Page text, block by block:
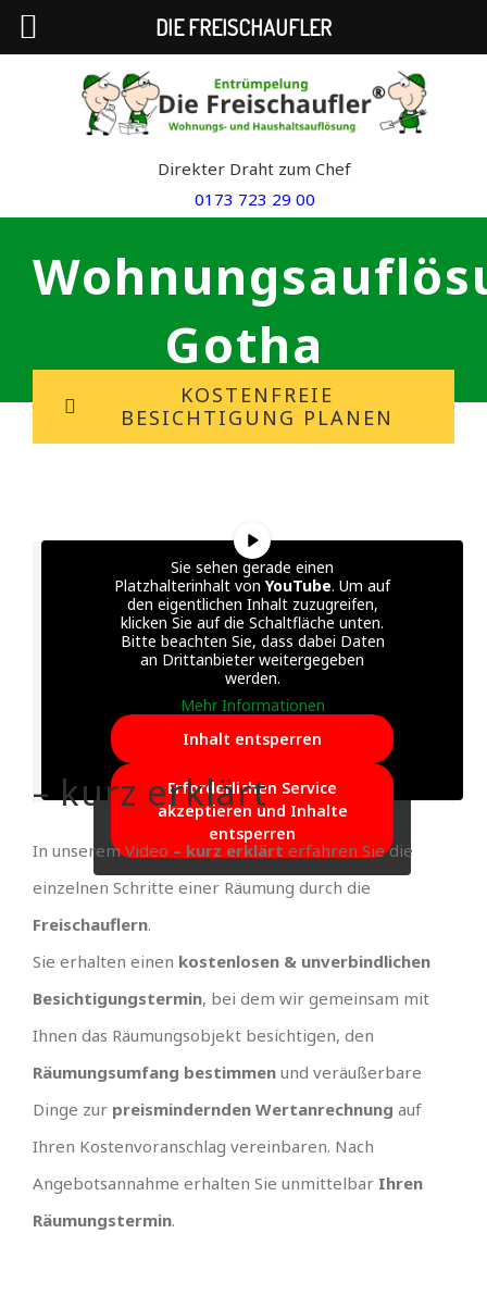
Direkter Draht zum Chef
0173 723 29 00
Gotha
KOSTENFREIE
BESICHTIGUNG PLANEN
Sie sehen gerade einen
Platzhalterinhalt von YouTube. Um auf
den eigentlichen Inhalt zuzugreifen,
klicken Sie auf die Schaltfläche unten.
Bitte beachten Sie, dass dabei Daten
an Drittanbieter weitergegeben
werden.
Mehr Informationen
Inhalt entsperren
Erforderlichen Service
akzeptieren und Inhalte
entsperren
– kurz erklärt
In unserem Video – kurz erklärt erfahren Sie die
einzelnen Schritte einer Räumung durch die
Freischauflern.
Sie erhalten einen kostenlosen & unverbindlichen
Besichtigungstermin, bei dem wir gemeinsam mit
Ihnen das Räumungsobjekt besichtigen, den
Räumungsumfang bestimmen und veräußerbare
Dinge zur preismindernden Wertanrechnung auf
Ihren Kostenvoranschlag vereinbaren. Nach
Angebotsannahme erhalten Sie unmittelbar Ihren
Räumungstermin.
DIE FREISCHAUFLER